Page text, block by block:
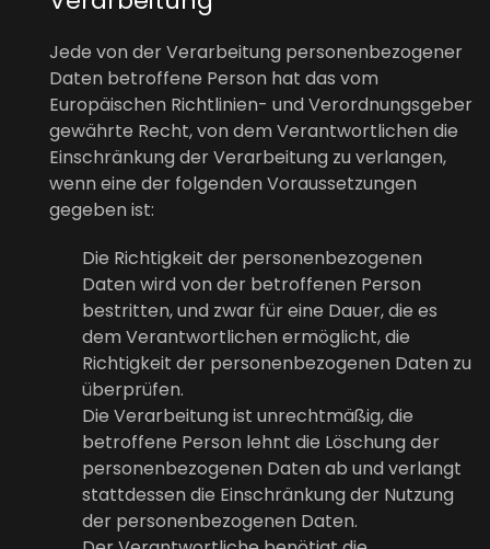
Jede von der Verarbeitung personenbezogener
Daten betroffene Person hat das vom
Europäischen Richtlinien- und Verordnungsgeber
gewährte Recht, von dem Verantwortlichen die
Einschränkung der Verarbeitung zu verlangen,
wenn eine der folgenden Voraussetzungen
gegeben ist:
Die Richtigkeit der personenbezogenen
Daten wird von der betroffenen Person
bestritten, und zwar für eine Dauer, die es
dem Verantwortlichen ermöglicht, die
Richtigkeit der personenbezogenen Daten zu
überprüfen.
Die Verarbeitung ist unrechtmäßig, die
betroffene Person lehnt die Löschung der
personenbezogenen Daten ab und verlangt
stattdessen die Einschränkung der Nutzung
der personenbezogenen Daten.